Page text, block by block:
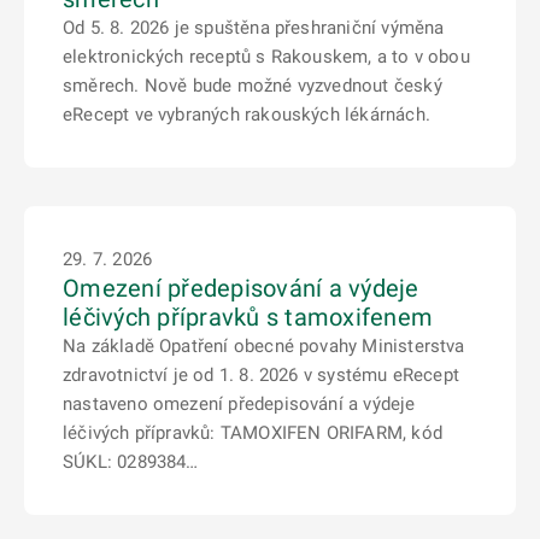
Od 5. 8. 2026 je spuštěna přeshraniční výměna
elektronických receptů s Rakouskem, a to v obou
směrech. Nově bude možné vyzvednout český
eRecept ve vybraných rakouských lékárnách.
29. 7. 2026
Omezení předepisování a výdeje
léčivých přípravků s tamoxifenem
Na základě Opatření obecné povahy Ministerstva
zdravotnictví je od 1. 8. 2026 v systému eRecept
nastaveno omezení předepisování a výdeje
léčivých přípravků: TAMOXIFEN ORIFARM, kód
SÚKL: 0289384…